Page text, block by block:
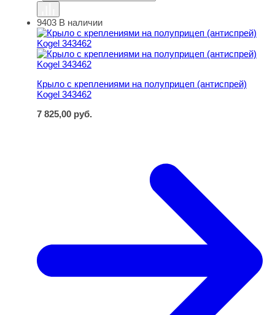
Крыло с креплениями на полуприцеп (антиспрей) Kogel
9403 В наличии
Крыло с креплениями на полуприцеп (антиспрей)
Kogel 343462
7 825,00 руб.